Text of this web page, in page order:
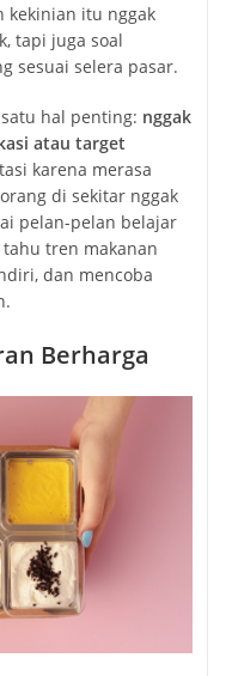
kekinian itu nggak
tapi juga soal
sesuai selera pasar.
hal penting: nggak
atau target
karena merasa
di sekitar nggak
pelan-pelan belajar
tren makanan
dan mencoba
Berharga